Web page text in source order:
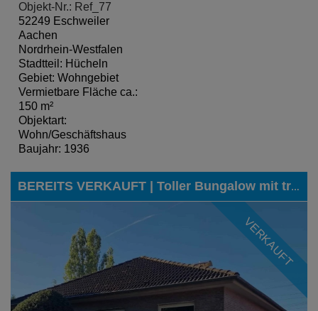
Objekt-Nr.: Ref_77
52249 Eschweiler
Aachen
Nordrhein-Westfalen
Stadtteil: Hücheln
Gebiet: Wohngebiet
Vermietbare Fläche ca.:
150 m²
Objektart:
Wohn/Geschäftshaus
Baujahr: 1936
BEREITS VERKAUFT | Toller Bungalow mit traumhaftem Grundstück in Eschweiler-Dürwiß
VERKAUFT